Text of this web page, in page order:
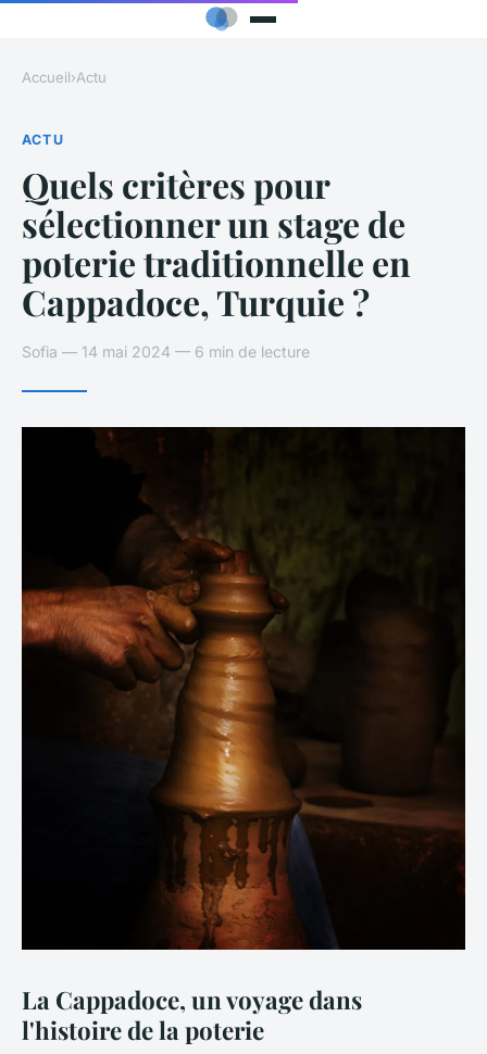
Accueil›Actu
ACTU
Quels critères pour
sélectionner un stage de
poterie traditionnelle en
Cappadoce, Turquie ?
Sofia — 14 mai 2024 — 6 min de lecture
La Cappadoce, un voyage dans
l'histoire de la poterie